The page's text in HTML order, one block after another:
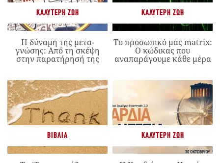
ΚΑΛΎΤΕΡΗ ΖΩΉ
Η δύναμη της μετα-
γνώσης: Από τη σκέψη
στην παρατήρησή της
ΚΑΛΎΤΕΡΗ ΖΩΉ
Το προσωπικό μας matrix:
Ο κώδικας που
αναπαράγουμε κάθε μέρα
ΒΙΒΛΊΑ ΚΑΛΎΤΕΡΗ ΖΩΉ